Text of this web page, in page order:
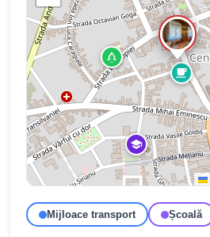
Mijloace transport Școală